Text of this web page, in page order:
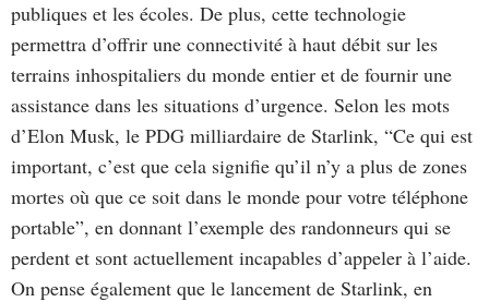
publiques et les écoles. De plus, cette technologie
permettra d’offrir une connectivité à haut débit sur les
terrains inhospitaliers du monde entier et de fournir une
assistance dans les situations d’urgence. Selon les mots
d’Elon Musk, le PDG milliardaire de Starlink, “Ce qui est
important, c’est que cela signifie qu’il n’y a plus de zones
mortes où que ce soit dans le monde pour votre téléphone
portable”, en donnant l’exemple des randonneurs qui se
perdent et sont actuellement incapables d’appeler à l’aide.
On pense également que le lancement de Starlink, en